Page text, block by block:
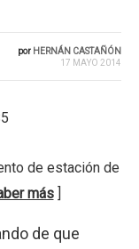
por HERNÁN CASTAÑÓN
17 MAYO 2014
de estación de
más]
de que